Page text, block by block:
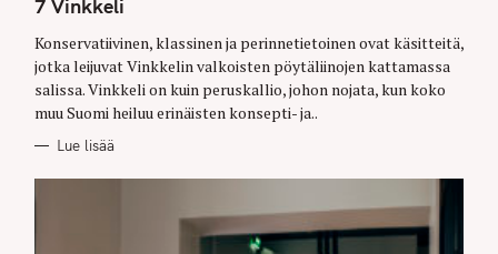
E
O
R
I
E
S
7 Vinkkeli
Konservatiivinen, klassinen ja perinnetietoinen ovat käsitteitä,
jotka leijuvat Vinkkelin valkoisten pöytäliinojen kattamassa
salissa. Vinkkeli on kuin peruskallio, johon nojata, kun koko
muu Suomi heiluu erinäisten konsepti- ja..
Lue lisää